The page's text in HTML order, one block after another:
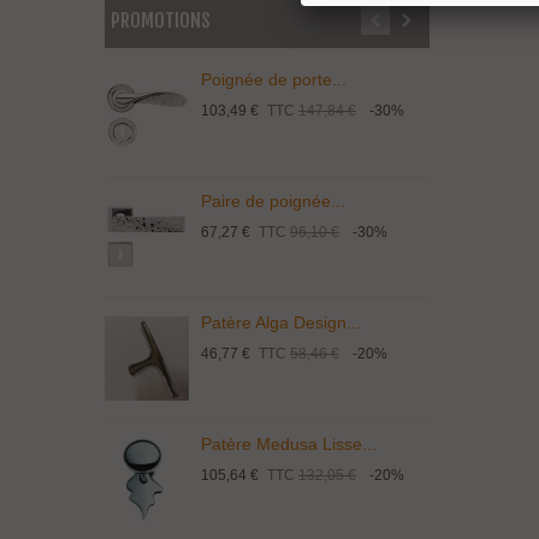
PROMOTIONS
Poignée de porte...
103,49 € TTC 147,84 € -30%
Paire de poignée...
67,27 € TTC 96,10 € -30%
Patère Alga Design...
46,77 € TTC 58,46 € -20%
Patère Medusa Lisse...
105,64 € TTC 132,05 € -20%